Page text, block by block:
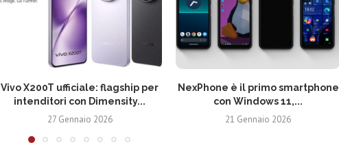
Vivo X200T ufficiale: flagship per
intenditori con Dimensity...
27 Gennaio 2026
NexPhone è il primo smartphone
con Windows 11,...
21 Gennaio 2026